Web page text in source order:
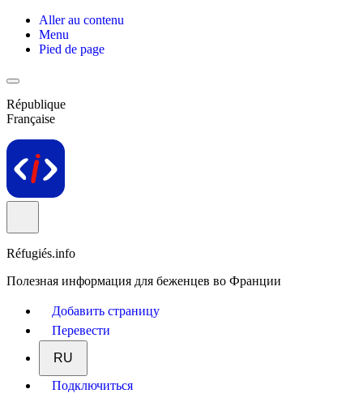
Aller au contenu
Menu
Pied de page
République
Française
Réfugiés.info
Полезная информация для беженцев во Франции
Добавить страницу
Перевести
RU
Подключиться